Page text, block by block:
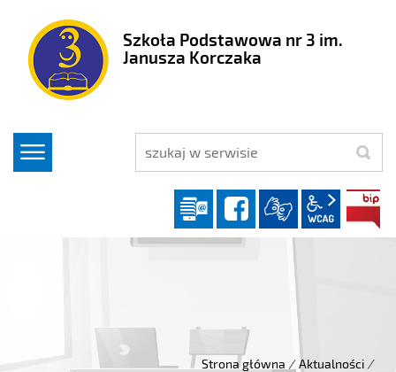
Szkoła Podstawowa nr 3 im.
Janusza Korczaka
szukaj
Dziennik elektroniczny
facebook
wcag2.1
Strona główna / Aktualności /